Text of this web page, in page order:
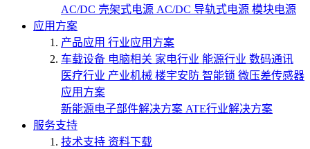
AC/DC 壳架式电源 AC/DC 导轨式电源 模块电源
应用方案
产品应用 行业应用方案
车载设备 电脑相关 家电行业 能源行业 数码通讯
医疗行业 产业机械 楼宇安防 智能锁 微压差传感器
应用方案
新能源电子部件解决方案 ATE行业解决方案
服务支持
技术支持 资料下载